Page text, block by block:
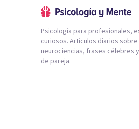
Psicología para profesionales,
curiosos. Artículos diarios sobre
neurociencias, frases célebres
de pareja.